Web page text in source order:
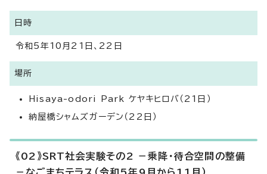
日時
令和5年10月21日、22日
場所
Hisaya-odori Park ケヤキヒロバ（21日）
納屋橋シャムズガーデン（22日）
《02》SRT社会実験その2 －乗降・待合空間の整備
－なごまちテラス（令和5年9月から11月）